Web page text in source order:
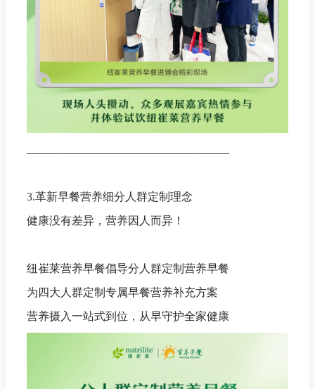
3.革新早餐营养细分人群定制理念
健康没有差异，营养因人而异！
纽崔莱营养早餐倡导分人群定制营养早餐
为四大人群定制专属早餐营养补充方案
营养摄入一站式到位，从早守护全家健康